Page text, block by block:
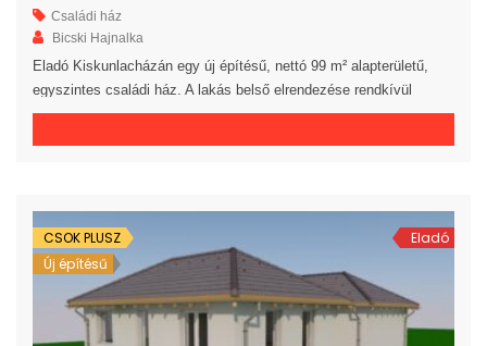
Családi ház
Bicski Hajnalka
Eladó Kiskunlacházán egy új építésű, nettó 99 m² alapterületű,
egyszintes családi ház. A lakás belső elrendezése rendkívül
praktikus és kényelmes 4 hálószoba, fürdőszoba, külön WC
ingatlan 30-as […]
CSOK PLUSZ
Új építésű
Eladó